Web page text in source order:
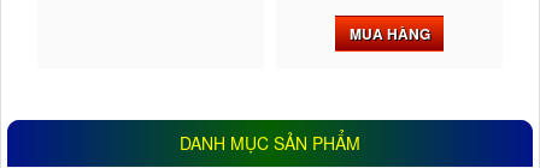
MUA HÀNG
DANH MỤC SẢN PHẨM